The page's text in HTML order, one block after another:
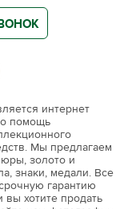
интернет
помощь
Мы предлагаем
золото и
знаки, медали. Все
гарантию
вы хотите продать